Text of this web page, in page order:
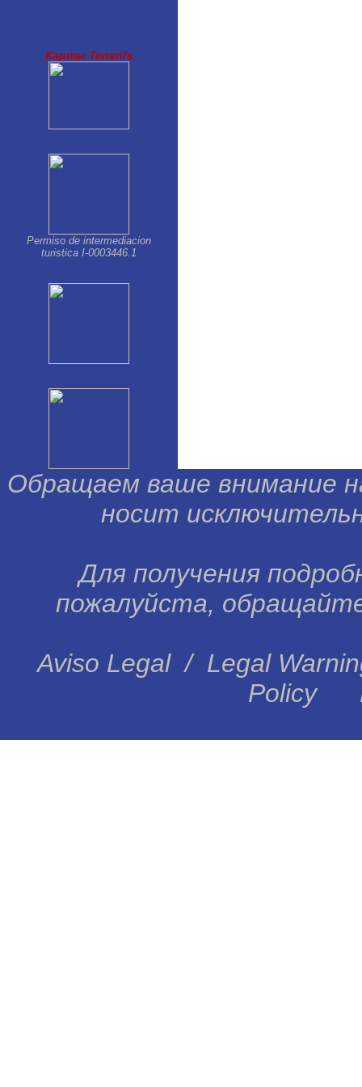
Playa San Juan
Puerto de la Cruz
Карты Tenerife
Permiso de intermediacion
turistica I-0003446.1
Обращаем ваше внимание
носит
Для получения
пожалуйста,
Aviso Legal/ Legal
Policy